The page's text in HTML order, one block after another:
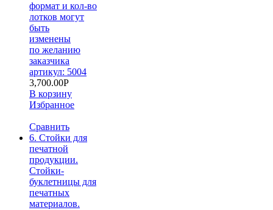
формат и кол-во
лотков могут
быть
изменены
по желанию
заказчика
артикул: 5004
3,700.00Р
В корзину
Избранное
Сравнить
6. Стойки для
печатной
продукции.
Стойки-
буклетницы для
печатных
материалов.